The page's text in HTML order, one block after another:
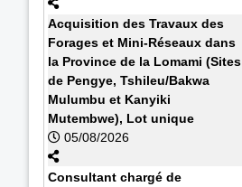
Acquisition des Travaux des
Forages et Mini-Réseaux dans
la Province de la Lomami (Sites
de Pengye, Tshileu/Bakwa
Mulumbu et Kanyiki
Mutembwe), Lot unique
05/08/2026
Consultant chargé de